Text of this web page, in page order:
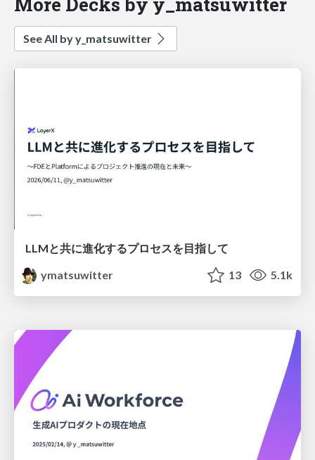
See All by y_matsuwitter
LLMと共に進化するプロセスを目指して
ymatsuwitter
13 5.1k